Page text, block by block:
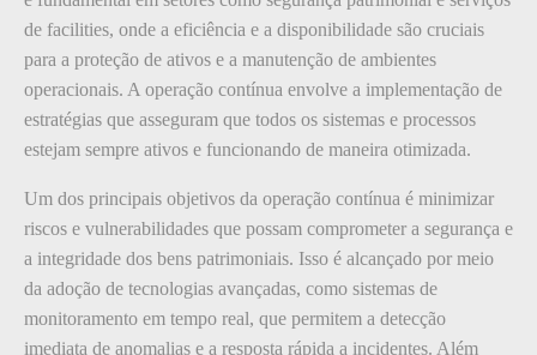
de facilities, onde a eficiência e a disponibilidade são cruciais
para a proteção de ativos e a manutenção de ambientes
operacionais. A operação contínua envolve a implementação de
estratégias que asseguram que todos os sistemas e processos
estejam sempre ativos e funcionando de maneira otimizada.
Um dos principais objetivos da operação contínua é minimizar
riscos e vulnerabilidades que possam comprometer a segurança e
a integridade dos bens patrimoniais. Isso é alcançado por meio
da adoção de tecnologias avançadas, como sistemas de
monitoramento em tempo real, que permitem a detecção
imediata de anomalias e a resposta rápida a incidentes. Além